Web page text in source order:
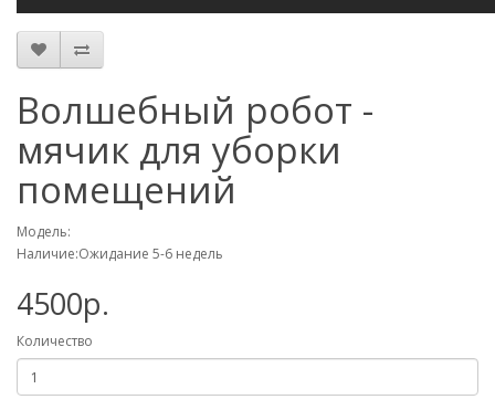
Волшебный робот -
мячик для уборки
помещений
Модель:
Наличие:Ожидание 5-6 недель
4500р.
Количество